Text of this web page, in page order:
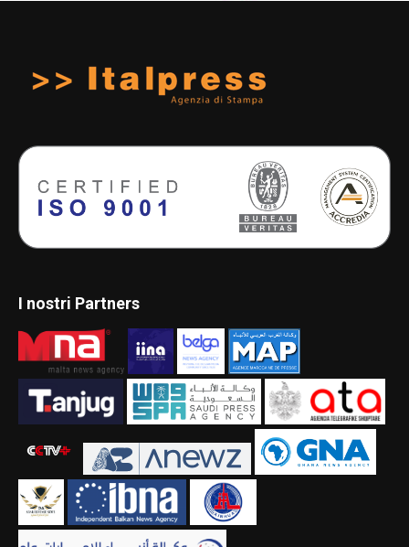
I nostri Partners